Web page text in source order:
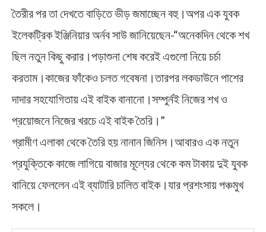
তৈরীর পর তা দেখতে বাড়িতে ভীড় জমাচ্ছেন বহু।অপর এক যুবক
ইলেকট্রিক ইঞ্জিনিয়ার অর্নব সাউ জানিয়েছেন-“অনেকদিন থেকে শখ
ছিল নতুন কিছু করার।পড়াশুনা শেষ করেই এগুলো নিয়ে চর্চা
করতাম।কাজের ফাঁকেও চলত গবেষনা।তারপর লকডাউনে পাশের
দাদার সহযোগিতায় এই বাইক বানানো।সম্পুর্নই নিজের শখ ও
প্রয়োজনে নিজের খরচে এই বাইক তৈরি।”
গ্রামীণ এলাকা থেকে তৈরি হয় নানান জিনিস।আবারও এক নতুন
প্রযুক্তিকে কাজে লাগিয়ে বাজার মূল্যের থেকে কম টাকায় দুই যুবক
বানিয়ে ফেললেন এই ব্যাটারি চালিত বাইক।যার প্রশংসায় পঞ্চমুখ
সকলে।